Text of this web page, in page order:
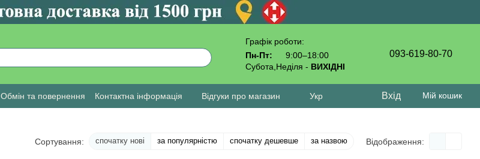
Графік роботи:
Пн-Пт:
9:00–18:00
Субота,Неділя - ВИХІДНІ
093-619-80-70
Обмін та повернення Контактна інформація Відгуки про магазин Укр Вхід Мій кошик
Сортування: спочатку нові за популярністю спочатку дешевше за назвою Відображення: